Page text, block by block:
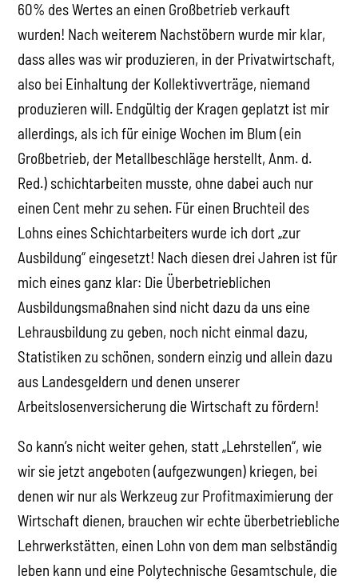
60% des Wertes an einen Großbetrieb verkauft
wurden! Nach weiterem Nachstöbern wurde mir klar,
dass alles was wir produzieren, in der Privatwirtschaft,
also bei Einhaltung der Kollektivverträge, niemand
produzieren will. Endgültig der Kragen geplatzt ist mir
allerdings, als ich für einige Wochen im Blum (ein
Großbetrieb, der Metallbeschläge herstellt, Anm. d.
Red.) schichtarbeiten musste, ohne dabei auch nur
einen Cent mehr zu sehen. Für einen Bruchteil des
Lohns eines Schichtarbeiters wurde ich dort „zur
Ausbildung“ eingesetzt! Nach diesen drei Jahren ist für
mich eines ganz klar: Die Überbetrieblichen
Ausbildungsmaßnahen sind nicht dazu da uns eine
Lehrausbildung zu geben, noch nicht einmal dazu,
Statistiken zu schönen, sondern einzig und allein dazu
aus Landesgeldern und denen unserer
Arbeitslosenversicherung die Wirtschaft zu fördern!
So kann’s nicht weiter gehen, statt „Lehrstellen“, wie
wir sie jetzt angeboten (aufgezwungen) kriegen, bei
denen wir nur als Werkzeug zur Profitmaximierung der
Wirtschaft dienen, brauchen wir echte überbetriebliche
Lehrwerkstätten, einen Lohn von dem man selbständig
leben kann und eine Polytechnische Gesamtschule, die